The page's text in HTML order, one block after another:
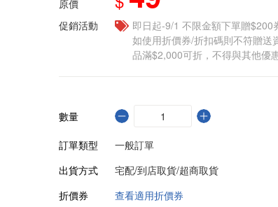
原價
促銷活動
即日起-9/1 不限金額下單贈
如使用折價券/折扣碼則不符贈送
品滿$2,000可折，不得與其他優
數量
訂單類型
一般訂單
出貨方式
宅配/到店取貨/超商取貨
折價券
查看適用折價券